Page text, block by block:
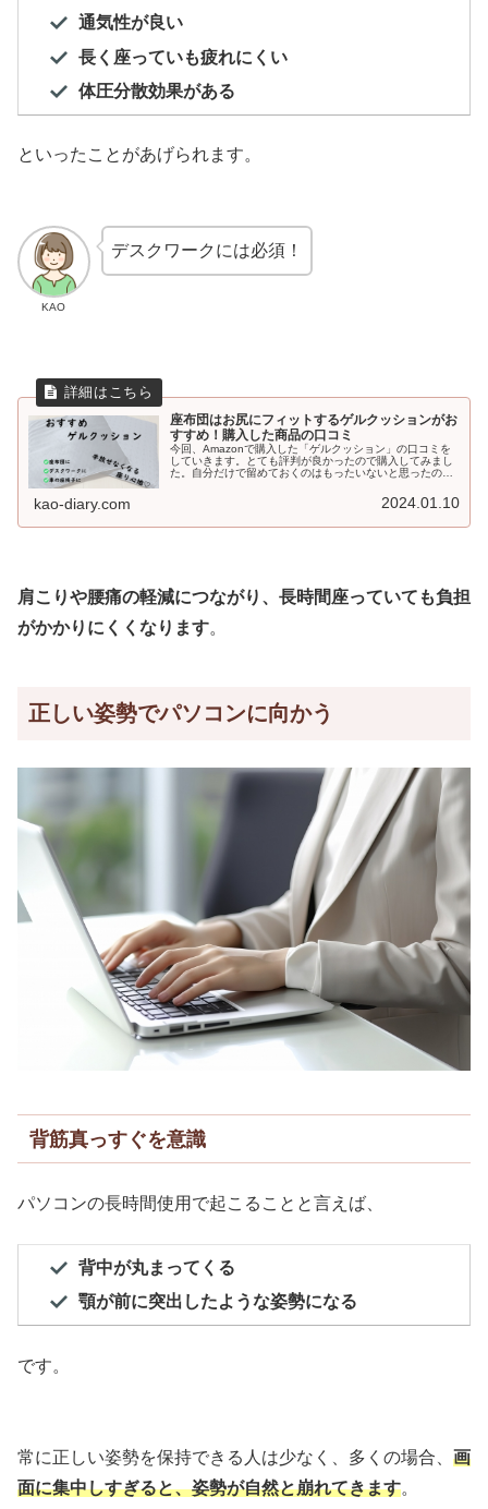
通気性が良い
長く座っていも疲れにくい
体圧分散効果がある
といったことがあげられます。
KAO
デスクワークには必須！
座布団はお尻にフィットするゲルクッションがお
すすめ！購入した商品の口コミ
今回、Amazonで購入した「ゲルクッション」の口コミを
していきます。とても評判が良かったので購入してみまし
た。自分だけで留めておくのはもったいないと思ったの
kao-diary.com 2024.01.10
肩こりや腰痛の軽減につながり、長時間座っていても負担
がかかりにくくなります。
正しい姿勢でパソコンに向かう
背筋真っすぐを意識
パソコンの長時間使用で起こることと言えば、
背中が丸まってくる
顎が前に突出したような姿勢になる
です。
常に正しい姿勢を保持できる人は少なく、多くの場合、 画
面に集中しすぎると、姿勢が自然と崩れてきます。